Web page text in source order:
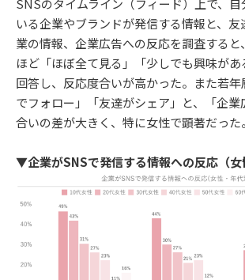
いる企業やブランドが発信する情報と、
業の情報、企業広告への反応を調査する
ほど「ほぼ全て見る」「少しでも興味が
回答し、反応度合いが高かった。また若
でフォロー」「友達がシェア」と、「企
合いの差が大きく、特に女性で顕著だった。
▼企業がSNSで発信する情報への反応（女